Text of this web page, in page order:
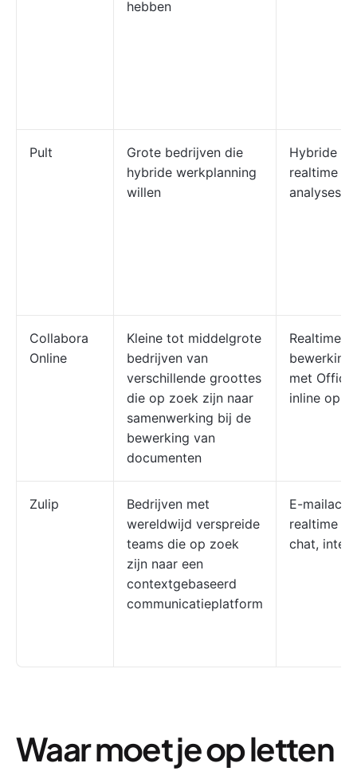
hebben
Pult
Grote bedrijven die
hybride werkplanning
willen
Hybride
realtime
analyses
Collabora
Online
Kleine tot middelgrote
bedrijven van
verschillende groottes
die op zoek zijn naar
samenwerking bij de
bewerking van
documenten
Realtime
met
inline
Zulip
Bedrijven met
wereldwijd verspreide
teams die op zoek
zijn naar een
contextgebaseerd
communicatieplatform
E-
realtime
chat,
Waar moet je op letten